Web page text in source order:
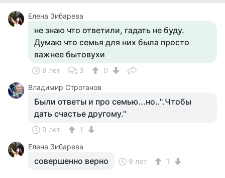
Елена Зибарева
не знаю что ответили, гадать не буду.
Думаю что семья для них была просто
важнее бытовухи
9 лет 3
0
Владимир Строганов
Были ответы и про семью...но..".Чтобы
дать счастье другому."
9 лет
1
Елена Зибарева
совершенно верно 9 лет 1